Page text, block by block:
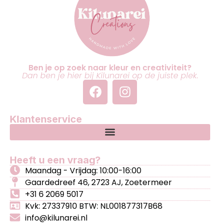
Ben je op zoek naar kleur en creativiteit?
Dan ben je hier bij Kilunarei op de juiste plek.
Klantenservice
Heeft u een vraag?
Maandag - Vrijdag: 10:00-16:00
Gaardedreef 46, 2723 AJ, Zoetermeer
+31 6 2069 5017
Kvk: 27337910 BTW: NL001877317B68
info@kilunarei.nl